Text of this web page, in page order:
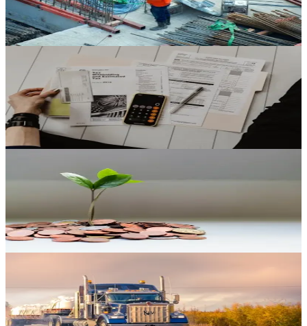
garantie.
Découvrir
Revenu Garanti
Maintenez vos revenus en cas d'incapacité de travail.
Découvrir
Pension complémentaire avec avantages fiscaux pour indépendants.
Véhicule Professionnel
Flotte commerciale, camionnettes, plaques pro. Tarifs négociés.